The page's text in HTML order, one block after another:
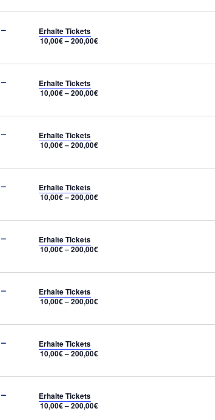
Erhalte Tickets
10,00€ – 200,00€
Erhalte Tickets
10,00€ – 200,00€
Erhalte Tickets
10,00€ – 200,00€
Erhalte Tickets
10,00€ – 200,00€
Erhalte Tickets
10,00€ – 200,00€
Erhalte Tickets
10,00€ – 200,00€
Erhalte Tickets
10,00€ – 200,00€
Erhalte Tickets
10,00€ – 200,00€